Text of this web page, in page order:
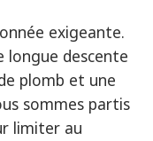
exigeante.
longue descente
plomb et une
sommes partis
limiter au